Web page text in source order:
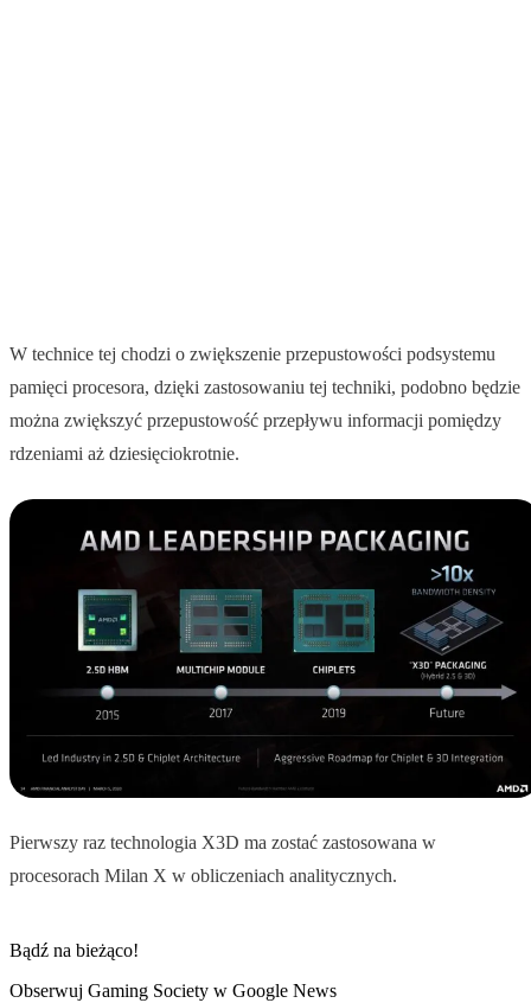
W technice tej chodzi o zwiększenie przepustowości podsystemu
pamięci procesora, dzięki zastosowaniu tej techniki, podobno będzie
można zwiększyć przepustowość przepływu informacji pomiędzy
rdzeniami aż dziesięciokrotnie.
Pierwszy raz technologia X3D ma zostać zastosowana w
procesorach Milan X w obliczeniach analitycznych.
Bądź na bieżąco!
Obserwuj Gaming Society w Google News